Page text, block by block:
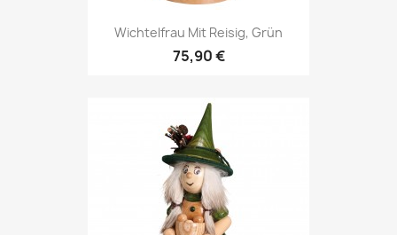
Wichtelfrau Mit Reisig, Grün
75,90 €